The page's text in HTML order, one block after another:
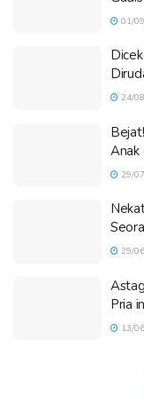
01/
24/
Anak
29/
29/
Pria
13/